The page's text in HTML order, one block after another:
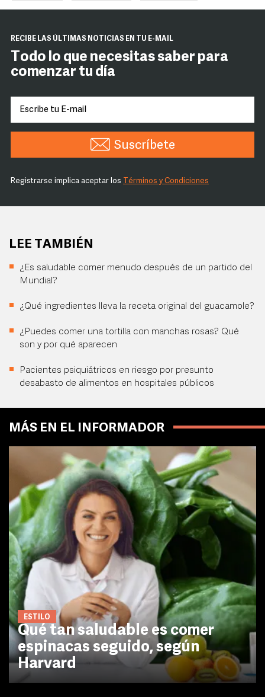
RECIBE LAS ÚLTIMAS NOTICIAS EN TU E-MAIL
Todo lo que necesitas saber para
comenzar tu día
Suscríbete
Registrarse implica aceptar los Términos y Condiciones
LEE TAMBIÉN
¿Es saludable comer menudo después de un partido del
Mundial?
¿Qué ingredientes lleva la receta original del guacamole?
¿Puedes comer una tortilla con manchas rosas? Qué
son y por qué aparecen
Pacientes psiquiátricos en riesgo por presunto
desabasto de alimentos en hospitales públicos
MÁS EN EL INFORMADOR
ESTILO
Qué tan saludable es comer
espinacas seguido, según
Harvard